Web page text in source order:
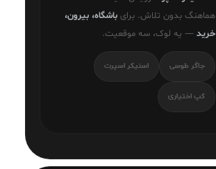
هماهنگ بدون تلاش. برای باشگاه، بیرون،
خرید — یه لوک، سه موقعیت.
جاگر طوسی اسنیکر اسپرت
کپ اختیاری